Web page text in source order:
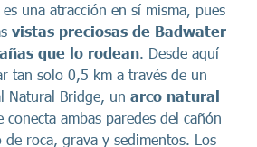
una atracción en sí misma, pues
vistas preciosas de Badwater
que lo rodean. Desde aquí
tan solo 0,5 km a través de un
Natural Bridge, un arco natural
conecta ambas paredes del cañón
roca, grava y sedimentos. Los